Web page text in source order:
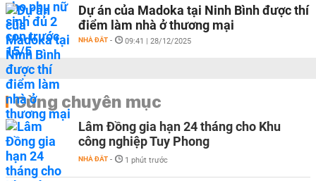
Dự án của Madoka tại Ninh Bình được thí
điểm làm nhà ở thương mại
NHÀ ĐẤT - 09:41 | 28/12/2025
Cùng chuyên mục
Lâm Đồng gia hạn 24 tháng cho Khu
công nghiệp Tuy Phong
NHÀ ĐẤT - 1 phút trước